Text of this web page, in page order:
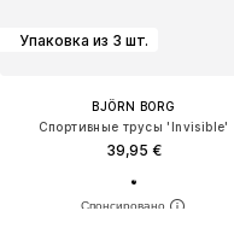
Упаковка из 3 шт.
BJÖRN BORG
Спортивные трусы 'Invisible'
39,95 €